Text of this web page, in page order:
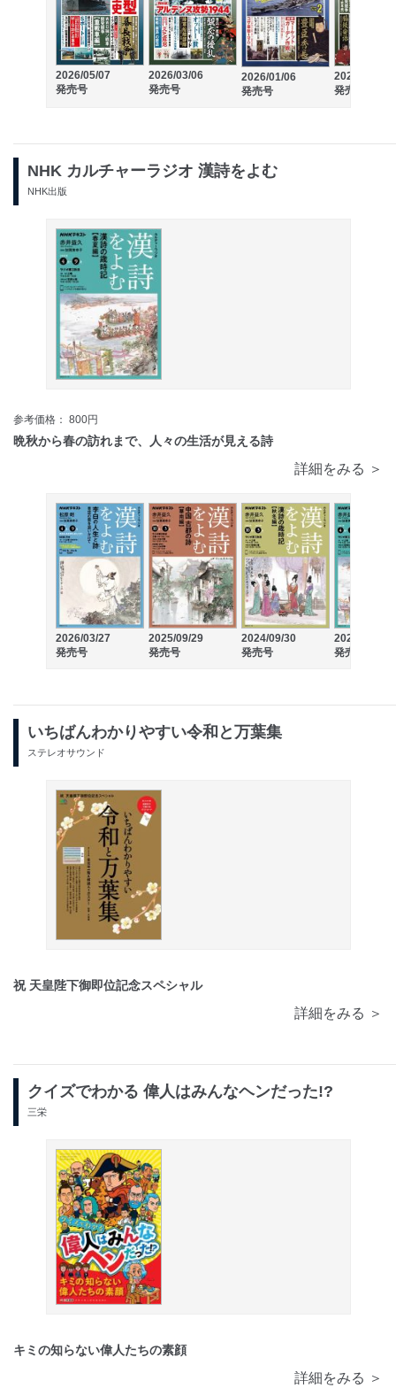
2026/05/07
発売号
2026/03/06
発売号
2026/01/06
発売号
2025/11/06
発売号
NHK カルチャーラジオ 漢詩をよむ
NHK出版
参考価格： 800円
晩秋から春の訪れまで、人々の生活が見える詩
詳細をみる ＞
2026/03/27
発売号
2025/09/29
発売号
2024/09/30
発売号
2024/03/27
発売号
いちばんわかりやすい令和と万葉集
ステレオサウンド
祝 天皇陛下御即位記念スペシャル
詳細をみる ＞
クイズでわかる 偉人はみんなヘンだった!?
三栄
キミの知らない偉人たちの素顔
詳細をみる ＞